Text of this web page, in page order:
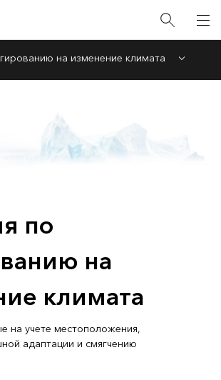
на изменение климата Menu
по
на
климата
на учете местоположения,
адаптации и смягчению